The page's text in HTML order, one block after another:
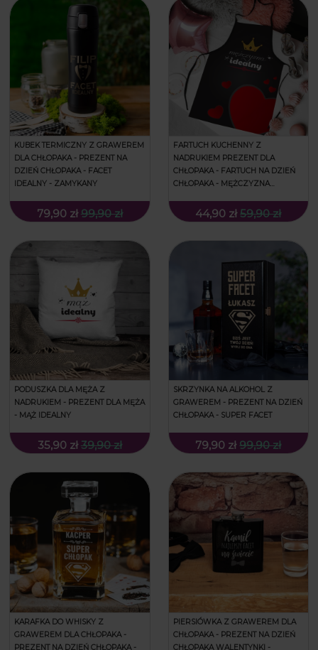
KUBEK TERMICZNY Z GRAWEREM
DLA CHŁOPAKA - PREZENT NA
DZIEŃ CHŁOPAKA - FACET
IDEALNY - ZAMYKANY
79,90 zł 99,90 zł
FARTUCH KUCHENNY Z
NADRUKIEM PREZENT DLA
CHŁOPAKA - FARTUCH NA DZIEŃ
CHŁOPAKA - MĘŻCZYZNA
44,90 zł 59,90 zł
PODUSZKA DLA MĘŻA Z
NADRUKIEM - PREZENT DLA MĘŻA
- MĄŻ IDEALNY
35,90 zł 39,90 zł
SKRZYNKA NA ALKOHOL Z
GRAWEREM - PREZENT NA DZIEŃ
CHŁOPAKA - SUPER FACET
79,90 zł 99,90 zł
KARAFKA DO WHISKY Z
GRAWEREM DLA CHŁOPAKA -
PREZENT NA DZIEŃ CHŁOPAKA -
PIERSIÓWKA Z GRAWEREM DLA
CHŁOPAKA - PREZENT NA DZIEŃ
CHŁOPAKA WALENTYNKI -